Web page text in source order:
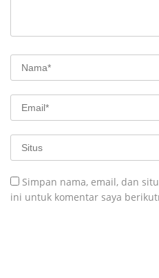
Simpan nama, email, dan
ini untuk komentar saya